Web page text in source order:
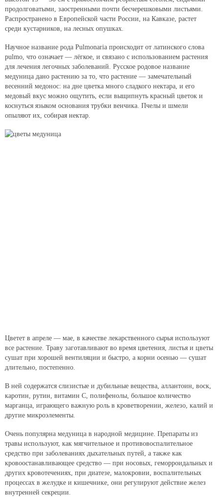
продолговатыми, заостренными почти беcчерешковыми листьями.
Распространено в Европейской части России, на Кавказе, растет
среди кустарников, на лесных опушках.
Научное название рода Pulmonaria происходит от латинского слова
pulmo, что означает — лёгкое, и связано с использованием растения
для лечения легочных заболеваний. Русское родовое название
медуница дано растению за то, что растение — замечательный
весенний медонос: на дне цветка много сладкого нектара, и его
медовый вкус можно ощутить, если выщипнуть красный цветок и
коснуться языком основания трубки венчика. Пчелы и шмели
опыляют их, собирая нектар.
Цветет в апреле — мае, в качестве лекарственного сырья используют
все растение. Траву заготавливают во время цветения, листья и цветы
сушат при хорошей вентиляции и быстро, а корни осенью — сушат
длительно, постепенно.
В ней содержатся слизистые и дубильные вещества, аллантоин, воск,
каротин, рутин, витамин С, полифенолы, большое количество
марганца, играющего важную роль в кроветворении, железо, калий и
другие микроэлементы.
Очень популярна медуница в народной медицине. Препараты из
травы используют, как мягчительное и противовоспалительное
средство при заболеваниях дыхательных путей, а также как
кровоостанавливающее средство — при носовых, геморроидальных и
других кровотечениях, при диатезе, малокровии, воспалительных
процессах в желудке и кишечнике, они регулируют действие желез
внутренней секреции.